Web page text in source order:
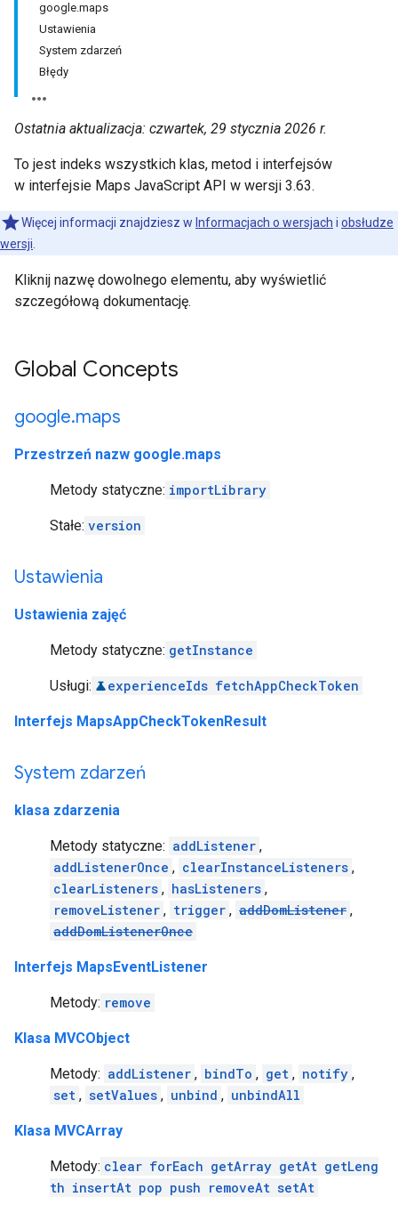
google.maps
Ustawienia
System zdarzeń
Błędy
Ostatnia aktualizacja: czwartek, 29 stycznia 2026 r.
To jest indeks wszystkich klas, metod i interfejsów
w interfejsie Maps JavaScript API w wersji 3.63.
Więcej informacji znajdziesz w Informacjach o wersjach i obsłudze
wersji.
Kliknij nazwę dowolnego elementu, aby wyświetlić
szczegółową dokumentację.
Global Concepts
google.maps
Przestrzeń nazw google.maps
Metody statyczne: importLibrary
Stałe: version
Ustawienia
Ustawienia zajęć
Metody statyczne: getInstance
Usługi: experienceIds fetchAppCheckToken
Interfejs MapsAppCheckTokenResult
System zdarzeń
klasa zdarzenia
Metody statyczne: addListener ,
addListenerOnce , clearInstanceListeners ,
clearListeners , hasListeners ,
removeListener , trigger , addDomListener ,
addDomListenerOnce
Interfejs MapsEventListener
Metody: remove
Klasa MVCObject
Metody: addListener , bindTo , get , notify ,
set , setValues , unbind , unbindAll
Klasa MVCArray
Metody: clear forEach getArray getAt getLeng
th insertAt pop push removeAt setAt